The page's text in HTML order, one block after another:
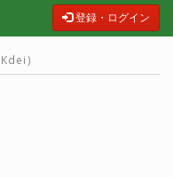
登録・ログイン